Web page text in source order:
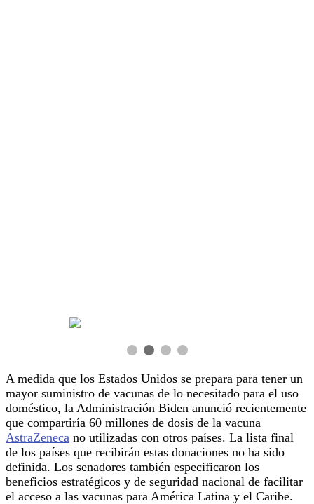
A medida que los Estados Unidos se prepara para tener un
mayor suministro de vacunas de lo necesitado para el uso
doméstico, la Administración Biden anunció recientemente
que compartiría 60 millones de dosis de la vacuna
AstraZeneca no utilizadas con otros países. La lista final
de los países que recibirán estas donaciones no ha sido
definida. Los senadores también especificaron los
beneficios estratégicos y de seguridad nacional de facilitar
el acceso a las vacunas para América Latina y el Caribe.